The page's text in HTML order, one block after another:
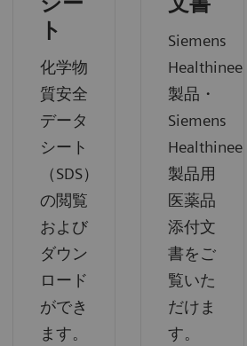
シー
ト
化学物
質安全
データ
シート
（SDS）
の閲覧
および
ダウン
ロード
ができ
ます。
文書
Siemens
Healthineers
製品・
Siemens
Healthineers
製品用
医薬品
添付文
書をご
覧いた
だけま
す。